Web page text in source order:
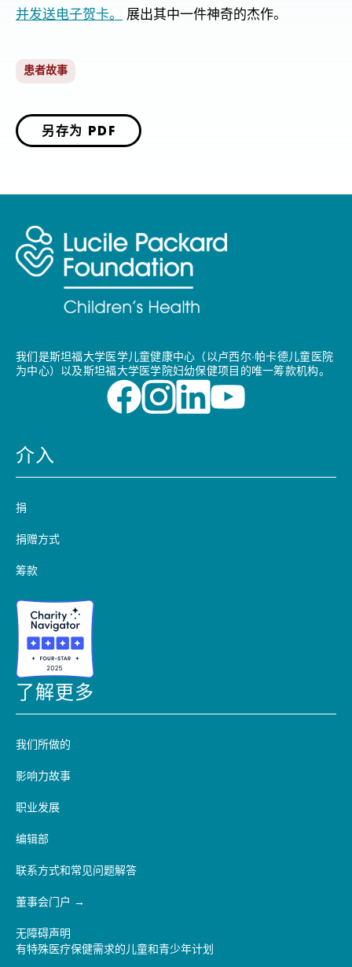
并发送电子贺卡。
展出其中一件神奇的杰作。
患者故事
另存为 PDF
我们是斯坦福大学医学儿童健康中心（以卢西尔·帕卡德儿童医院
为中心）以及斯坦福大学医学院妇幼保健项目的唯一筹款机构。
介入
捐
捐赠方式
筹款
了解更多
我们所做的
影响力故事
职业发展
编辑部
联系方式和常见问题解答
董事会门户
无障碍声明
有特殊医疗保健需求的儿童和青少年计划